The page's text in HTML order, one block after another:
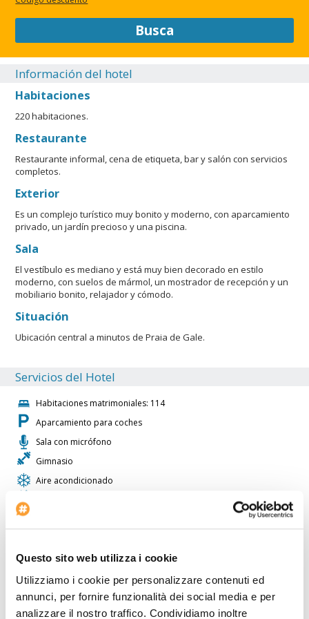
Questo sito web utilizza i cookie
Utilizziamo i cookie per personalizzare contenuti ed
annunci, per fornire funzionalità dei social media e per
analizzare il nostro traffico. Condividiamo inoltre
Busca
Información del hotel
Habitaciones
220 habitaciones.
Restaurante
Restaurante informal, cena de etiqueta, bar y salón con servicios
completos.
Exterior
Es un complejo turístico muy bonito y moderno, con aparcamiento
privado, un jardín precioso y una piscina.
Sala
El vestíbulo es mediano y está muy bien decorado en estilo
moderno, con suelos de mármol, un mostrador de recepción y un
mobiliario bonito, relajador y cómodo.
Situación
Ubicación central a minutos de Praia de Gale.
Servicios del Hotel
Habitaciones matrimoniales: 114
Aparcamiento para coches
Sala con micrófono
Gimnasio
Aire acondicionado
Inicio del check-in: 14:30
Aparcamiento para minibus
Sala con proyector de transparencias
Piscina cubierta